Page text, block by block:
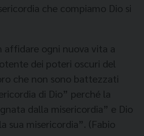
che compiamo Dio si
affidare ogni nuova vita a
dei poteri oscuri del
che non sono battezzati
di Dio” perché la
dalla misericordia” e Dio
sua misericordia”. (Fabio